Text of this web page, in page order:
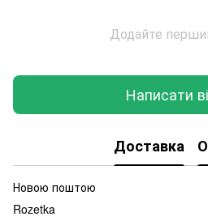
Додайте
Написати
Доставка
Новою поштою
Rozetka